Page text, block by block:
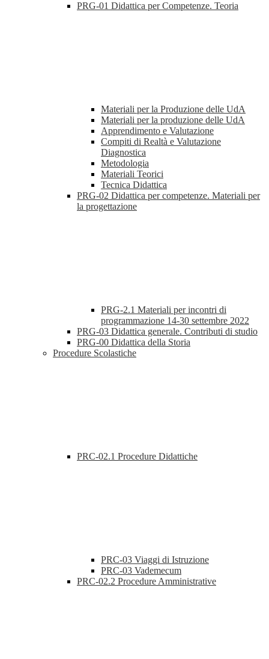
PRG-01 Didattica per Competenze. Teoria
Materiali per la Produzione delle UdA
Materiali per la produzione delle UdA
Apprendimento e Valutazione
Compiti di Realtà e Valutazione
Diagnostica
Metodologia
Materiali Teorici
Tecnica Didattica
PRG-02 Didattica per competenze. Materiali per
la progettazione
PRG-2.1 Materiali per incontri di
programmazione 14-30 settembre 2022
PRG-03 Didattica generale. Contributi di studio
PRG-00 Didattica della Storia
Procedure Scolastiche
PRC-02.1 Procedure Didattiche
PRC-03 Viaggi di Istruzione
PRC-03 Vademecum
PRC-02.2 Procedure Amministrative